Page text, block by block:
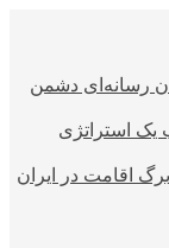
رسانه‌ای دشمن
یک استراتژی
اقامت در ایران